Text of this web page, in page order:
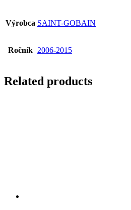
Výrobca SAINT-GOBAIN
Ročník 2006-2015
Related products